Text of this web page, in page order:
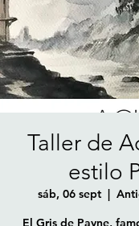
Taller de
estilo
sáb, 06 sept
  |
El Gris de Payne,